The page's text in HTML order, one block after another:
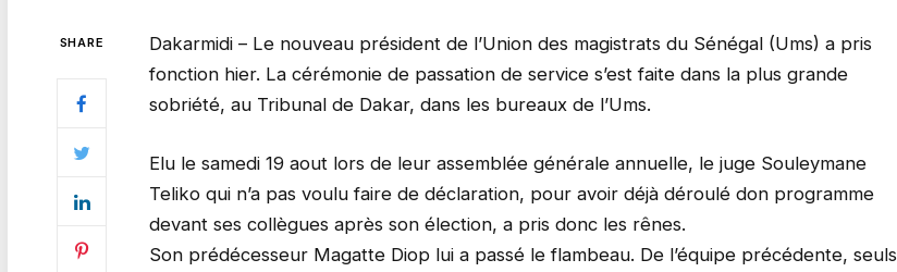
SHARE
Dakarmidi – Le nouveau président de l’Union des magistrats du Sénégal (Ums) a pris
fonction hier. La cérémonie de passation de service s’est faite dans la plus grande
sobriété, au Tribunal de Dakar, dans les bureaux de l’Ums.
Elu le samedi 19 aout lors de leur assemblée générale annuelle, le juge Souleymane
Teliko qui n’a pas voulu faire de déclaration, pour avoir déjà déroulé don programme
devant ses collègues après son élection, a pris donc les rênes.
Son prédécesseur Magatte Diop lui a passé le flambeau. De l’équipe précédente, seuls